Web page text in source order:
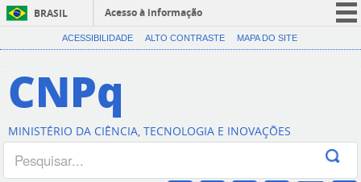
BRASIL
Acesso à informação
CORONAVÍRUS (COVID-19)
Canais
ACESSIBILIDADE ALTO CONTRASTE MAPA DO SITE
CNPq
MINISTÉRIO DA CIÊNCIA, TECNOLOGIA E INOVAÇÕES